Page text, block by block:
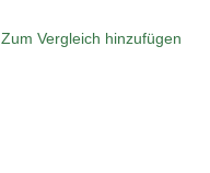
Zum Vergleich hinzufügen